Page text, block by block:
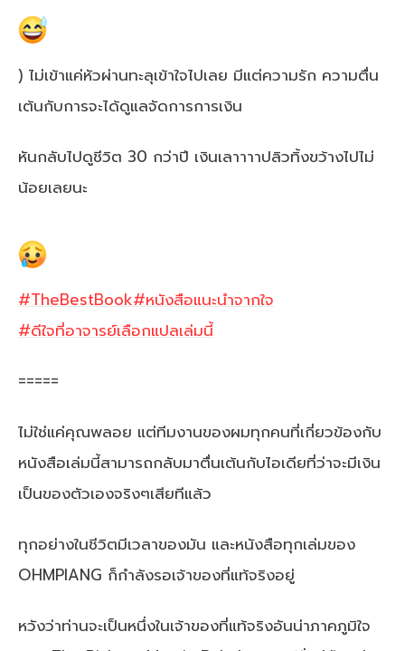
) ไม่เข้าแค่หัวผ่านทะลุเข้าใจไปเลย มีแต่ความรัก ความตื่น
เต้นกับการจะได้ดูแลจัดการการเงิน
หันกลับไปดูชีวิต 30 กว่าปี เงินเลาาาาปลิวทิ้งขว้างไปไม่
น้อยเลยนะ
#TheBestBook#หนังสือแนะนำจากใจ
#ดีใจที่อาจารย์เลือกแปลเล่มนี้
=====
ไม่ใช่แค่คุณพลอย แต่ทีมงานของผมทุกคนที่เกี่ยวข้องกับ
หนังสือเล่มนี้สามารถกลับมาตื่นเต้นกับไอเดียที่ว่าจะมีเงิน
เป็นของตัวเองจริงๆเสียทีแล้ว
ทุกอย่างในชีวิตมีเวลาของมัน และหนังสือทุกเล่มของ
OHMPIANG ก็กำลังรอเจ้าของที่แท้จริงอยู่
หวังว่าท่านจะเป็นหนึ่งในเจ้าของที่แท้จริงอันน่าภาคภูมิใจ